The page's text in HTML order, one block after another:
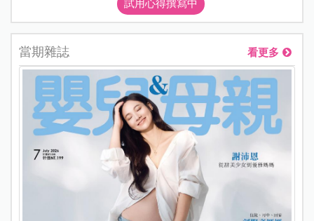
試用心得撰寫中
當期雜誌 看更多